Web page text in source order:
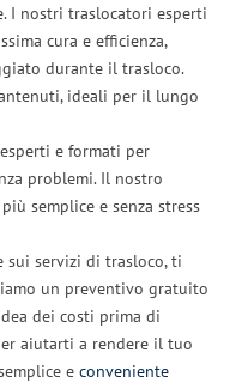
I nostri traslocatori esperti
cura e efficienza,
durante il trasloco.
ideali per il lungo
e formati per
problemi. Il nostro
semplice e senza stress
sui servizi di trasloco, ti
un preventivo gratuito
dei costi prima di
aiutarti a rendere il tuo
e conveniente